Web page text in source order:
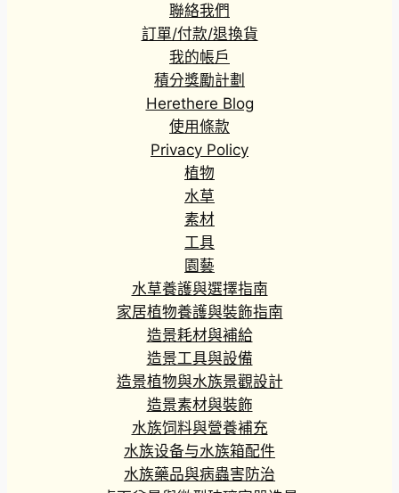
聯絡我們
訂單/付款/退換貨
我的帳戶
積分獎勵計劃
Herethere Blog
使用條款
Privacy Policy
植物
水草
素材
工具
園藝
水草養護與選擇指南
家居植物養護與裝飾指南
造景耗材與補給
造景工具與設備
造景植物與水族景觀設計
造景素材與裝飾
水族饲料與營養補充
水族设备与水族箱配件
水族藥品與病蟲害防治